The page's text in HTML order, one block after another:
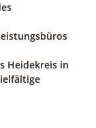
Heidekreis in